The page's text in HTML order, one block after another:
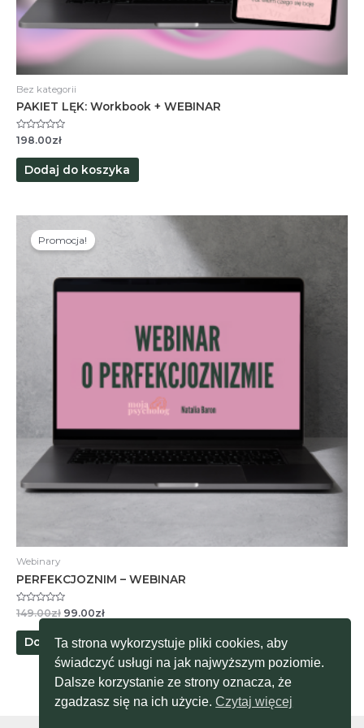
Bez kategorii
PAKIET LĘK: Workbook + WEBINAR
Oceniono
0
na
198.00zł
Dodaj do koszyka
Promocja!
Webinary
PERFEKCJOZNIM – WEBINAR
Oceniono
0
na
149.00zł Pierwotna
wynosiła:
149.00zł.
99.00złAktualna
wynosi:
99.00zł.
Dodaj do koszyka
Ta strona wykorzystuje pliki cookies, aby
świadczyć usługi na jak najwyższym poziomie.
Dalsze korzystanie ze strony oznacza, że
zgadzasz się na ich użycie.Czytaj więcej